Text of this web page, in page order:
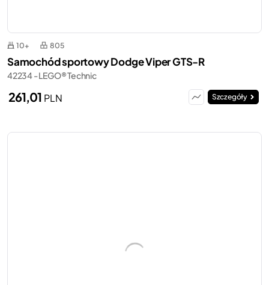
10+ 805
Samochód sportowy Dodge Viper GTS-R
42234 - LEGO® Technic
261,01 PLN Szczegóły